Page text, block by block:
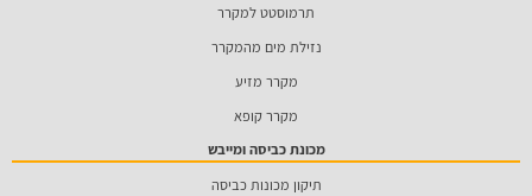
תרמוסטט למקרר
נזילת מים מהמקרר
מקרר מזיע
מקרר קופא
מכונת כביסה ומייבש
תיקון מכונות כביסה